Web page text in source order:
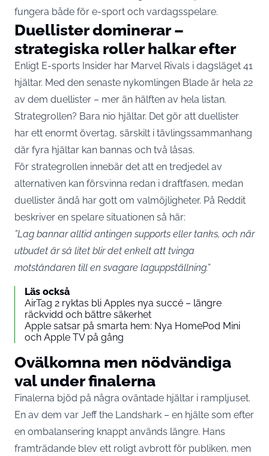
fungera både för e-sport och vardagsspelare.
Duellister dominerar –
strategiska roller halkar efter
Enligt E-sports Insider har Marvel Rivals i dagsläget 41
hjältar. Med den senaste nykomlingen Blade är hela 22
av dem duellister – mer än hälften av hela listan.
Strategrollen? Bara nio hjältar. Det gör att duellister
har ett enormt övertag, särskilt i tävlingssammanhang
där fyra hjältar kan bannas och två låsas.
För strategrollen innebär det att en tredjedel av
alternativen kan försvinna redan i draftfasen, medan
duellister ändå har gott om valmöjligheter. På Reddit
beskriver en spelare situationen så här:
”Lag bannar alltid antingen supports eller tanks, och när
utbudet är så litet blir det enkelt att tvinga
motståndaren till en svagare laguppställning.”
Läs också
AirTag 2 ryktas bli Apples nya succé – längre
räckvidd och bättre säkerhet
Apple satsar på smarta hem: Nya HomePod Mini
och Apple TV på gång
Ovälkomna men nödvändiga
val under finalerna
Finalerna bjöd på några oväntade hjältar i rampljuset.
En av dem var Jeff the Landshark – en hjälte som efter
en ombalansering knappt används längre. Hans
framträdande blev ett roligt avbrott för publiken, men